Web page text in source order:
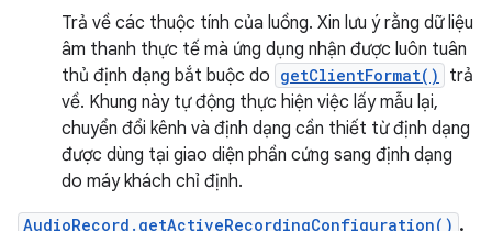
Trả về các thuộc tính của luồng. Xin lưu ý rằng dữ liệu
âm thanh thực tế mà ứng dụng nhận được luôn tuân
thủ định dạng bắt buộc do getClientFormat()
trả
về. Khung này tự động thực hiện việc lấy mẫu lại,
chuyển đổi kênh và định dạng cần thiết từ định dạng
được dùng tại giao diện phần cứng sang định dạng
do máy khách chỉ định.
AudioRecord.getActiveRecordingConfiguration() .